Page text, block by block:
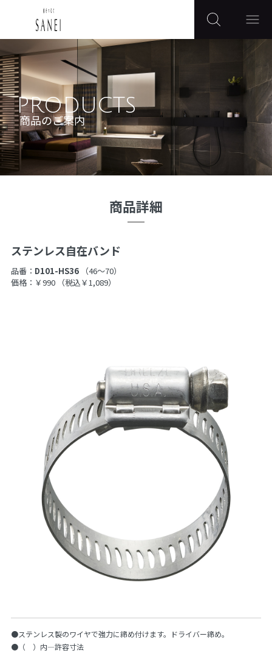
PRODUCTS
商品のご案内
商品詳細
ステンレス自在バンド
品番： D101-HS36
（46〜70）
価格：￥990
（税込￥1,089）
●ステンレス製のワイヤで強力に締め付けます。ドライバー締め。
●（ ）内—許容寸法